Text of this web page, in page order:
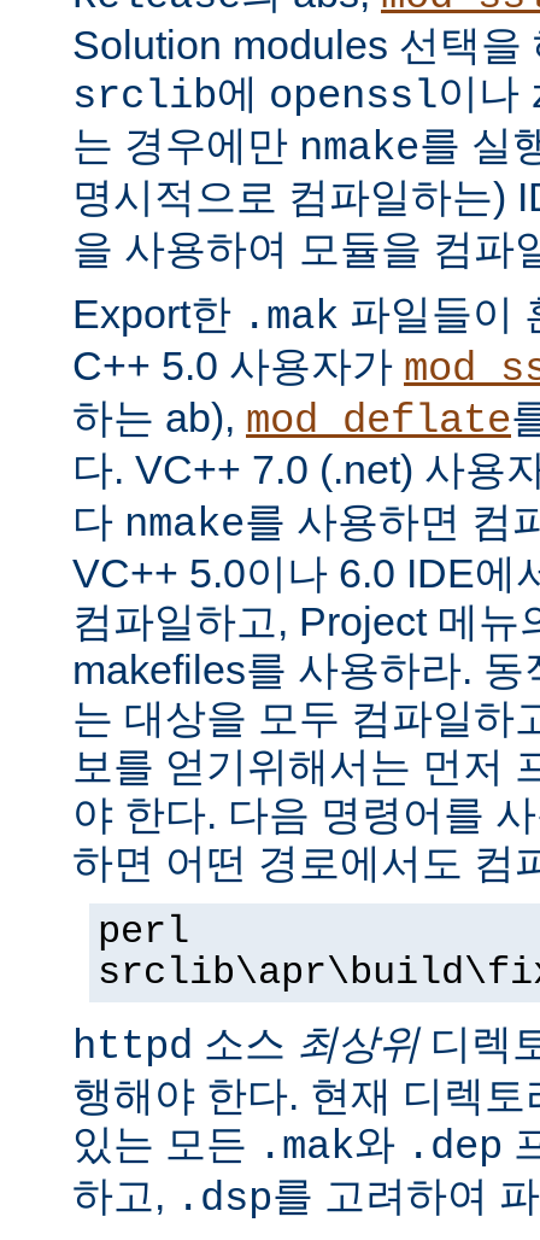
Solution modules 선택을
srclib에 openssl이나
는 경우에만 nmake를 실
명시적으로 컴파일하는)
을 사용하여 모듈을 컴파
Export한 .mak 파일들이
C++ 5.0 사용자가
하는 ab), mod_deflate
다. VC++ 7.0 (.net) 사용
다 nmake를 사용하면 컴
VC++ 5.0이나 6.0 IDE에
컴파일하고, Project 메뉴
makefiles를 사용하라.
는 대상을 모두 컴파일하
보를 얻기위해서는 먼저
야 한다. 다음 명령어를
하면 어떤 경로에서도 컴
perl
httpd 소스 최상위디렉
행해야 한다. 현재 디렉
있는 모든 .mak와 .dep
하고, .dsp를 고려하여